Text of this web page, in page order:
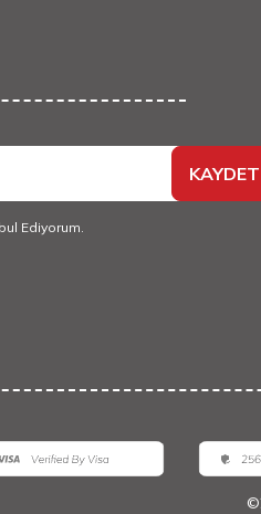
KAYDET
Ediyorum.
©